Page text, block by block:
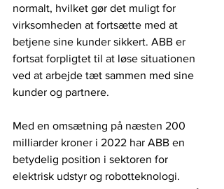
normalt, hvilket gør det muligt for
virksomheden at fortsætte med at
betjene sine kunder sikkert. ABB er
fortsat forpligtet til at løse situationen
ved at arbejde tæt sammen med sine
kunder og partnere.
Med en omsætning på næsten 200
milliarder kroner i 2022 har ABB en
betydelig position i sektoren for
elektrisk udstyr og robotteknologi.